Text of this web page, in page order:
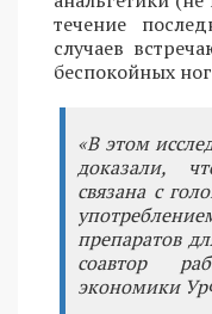
течение
случаев
беспокойных
«В этом
доказали,
связана с
препаратов
соавтор
экономики